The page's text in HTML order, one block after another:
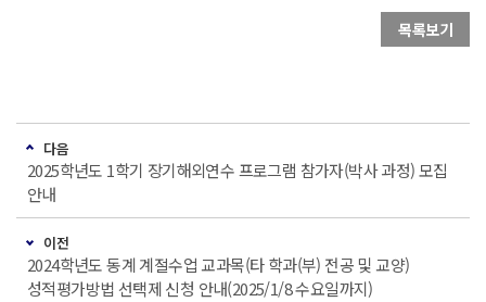
목록보기
다음
2025학년도 1학기 장기해외연수 프로그램 참가자(박사 과정) 모집
안내
이전
2024학년도 동계 계절수업 교과목(타 학과(부) 전공 및 교양)
성적평가방법 선택제 신청 안내(2025/1/8 수요일까지)